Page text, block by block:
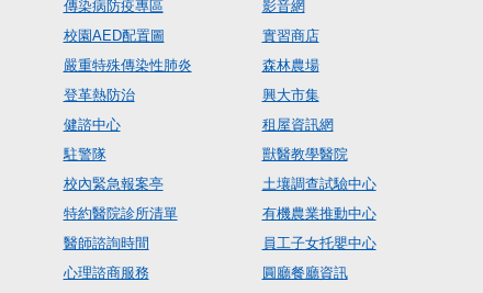
傳染病防疫專區
校園AED配置圖
嚴重特殊傳染性肺炎
登革熱防治
健諮中心
駐警隊
校內緊急報案亭
特約醫院診所清單
醫師諮詢時間
心理諮商服務
影音網
實習商店
森林農場
興大市集
租屋資訊網
獸醫教學醫院
土壤調查試驗中心
有機農業推動中心
員工子女托嬰中心
圓廳餐廳資訊